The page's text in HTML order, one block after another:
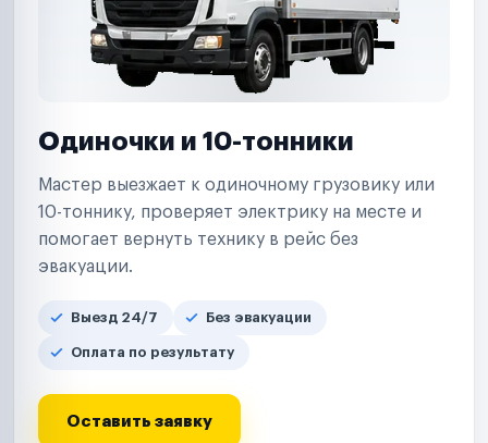
Одиночки и 10-тонники
Мастер выезжает к одиночному грузовику или
10-тоннику, проверяет электрику на месте и
помогает вернуть технику в рейс без
эвакуации.
Выезд 24/7 Без эвакуации
Оплата по результату
Оставить заявку